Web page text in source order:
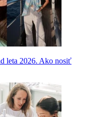
leta 2026. Ako nosiť